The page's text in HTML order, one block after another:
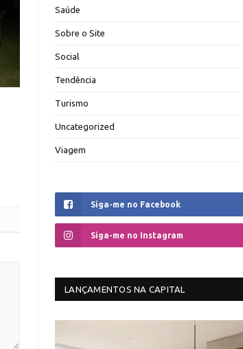
Saúde
Sobre o Site
Social
Tendência
Turismo
Uncategorized
Viagem
Siga-me no Facebook
Siga-me no Instagram
LANÇAMENTOS NA CAPITAL